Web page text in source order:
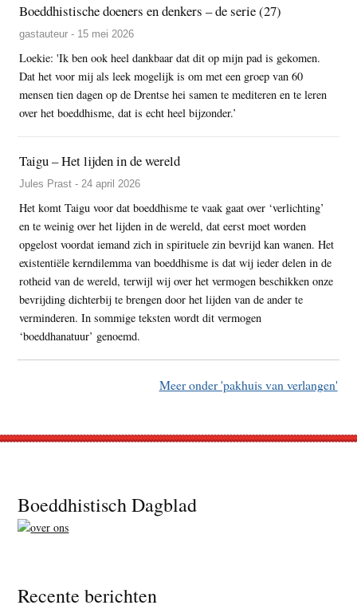
Boeddhistische doeners en denkers – de serie (27)
gastauteur - 15 mei 2026
Loekie: 'Ik ben ook heel dankbaar dat dit op mijn pad is gekomen.
Dat het voor mij als leek mogelijk is om met een groep van 60
mensen tien dagen op de Drentse hei samen te mediteren en te leren
over het boeddhisme, dat is echt heel bijzonder.’
Taigu – Het lijden in de wereld
Jules Prast - 24 april 2026
Het komt Taigu voor dat boeddhisme te vaak gaat over ‘verlichting’
en te weinig over het lijden in de wereld, dat eerst moet worden
opgelost voordat iemand zich in spirituele zin bevrijd kan wanen. Het
existentiële kerndilemma van boeddhisme is dat wij ieder delen in de
rotheid van de wereld, terwijl wij over het vermogen beschikken onze
bevrijding dichterbij te brengen door het lijden van de ander te
verminderen. In sommige teksten wordt dit vermogen
‘boeddhanatuur’ genoemd.
Meer onder 'pakhuis van verlangen'
Footer
Boeddhistisch Dagblad
Recente berichten